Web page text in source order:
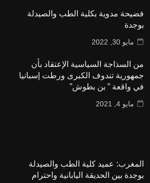
فضيحة مدوية بكلية الطب والصيدلة
بوجدة
مايو 30, 2022
من السذاجة السياسية الإعتقاد بأن
جمهورية تندوف الكبرى ورطت إسبانيا
في واقعة ” بن بطوش”
مايو 4, 2021
المغرب: عميد كلية الطب والصيدلة
بوجدة بين الحديقة اليابانية واحترام